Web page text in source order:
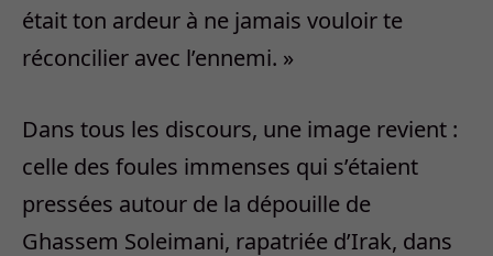
était ton ardeur à ne jamais vouloir te
réconcilier avec l’ennemi. »
Dans tous les discours, une image revient :
celle des foules immenses qui s’étaient
pressées autour de la dépouille de
Ghassem Soleimani, rapatriée d’Irak, dans